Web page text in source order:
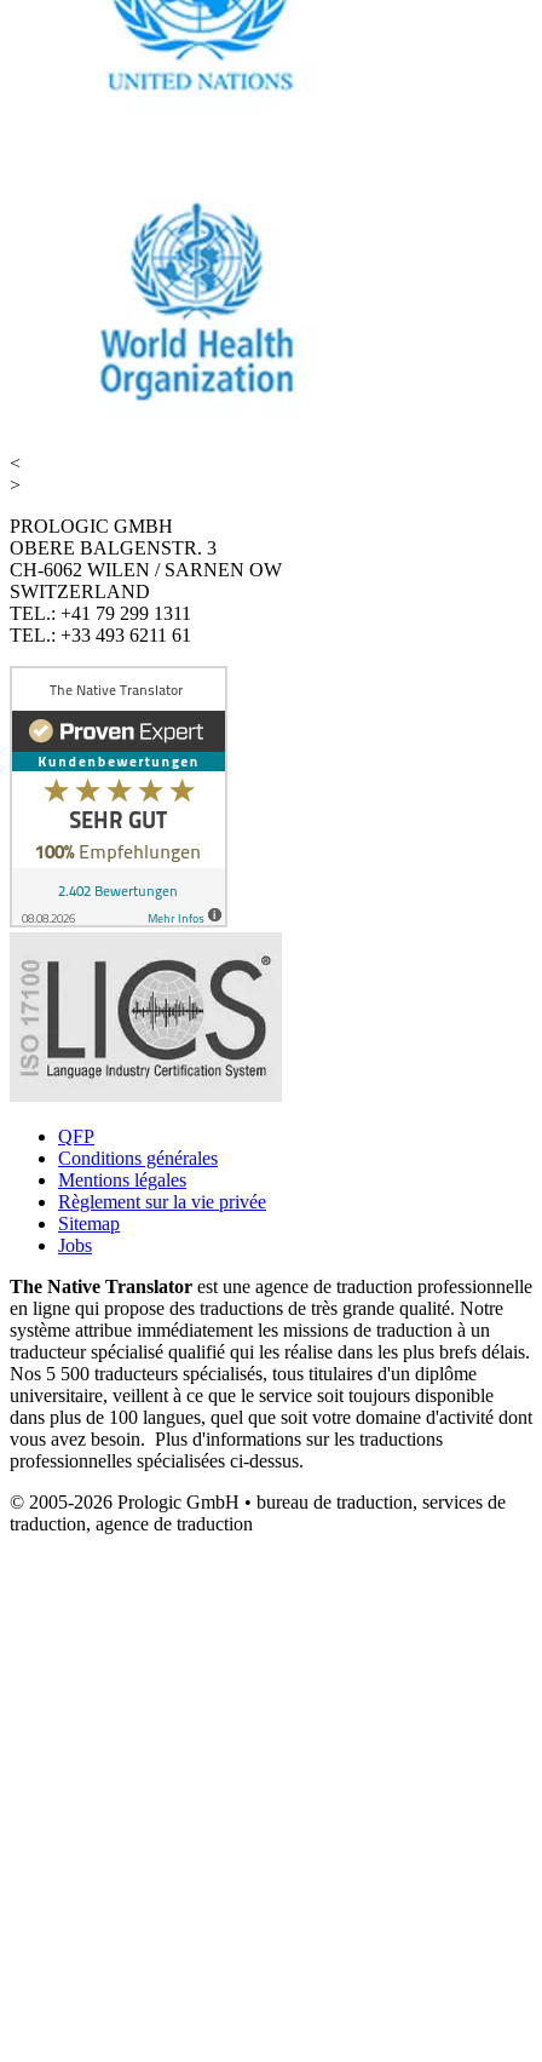
<
>
PROLOGIC GMBH
OBERE BALGENSTR. 3
CH-6062 WILEN / SARNEN OW
SWITZERLAND
TEL.: +41 79 299 1311
TEL.: +33 493 6211 61
QFP
Conditions générales
Mentions légales
Règlement sur la vie privée
Sitemap
Jobs
The Native Translator est une agence de traduction professionnelle
en ligne qui propose des traductions de très grande qualité. Notre
système attribue immédiatement les missions de traduction à un
traducteur spécialisé qualifié qui les réalise dans les plus brefs délais.
Nos 5 500 traducteurs spécialisés, tous titulaires d'un diplôme
universitaire, veillent à ce que le service soit toujours disponible
dans plus de 100 langues, quel que soit votre domaine d'activité dont
vous avez besoin. Plus d'informations sur les traductions
professionnelles spécialisées ci-dessus.
© 2005-2026 Prologic GmbH • bureau de traduction, services de
traduction, agence de traduction